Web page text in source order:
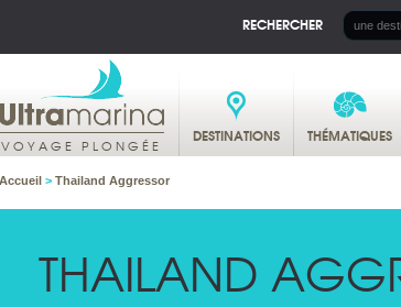
RECHERCHER
VOYAGE PLONGÉE DESTINATIONS THÉMATIQUES
Accueil > Thailand Aggressor
THAILAND